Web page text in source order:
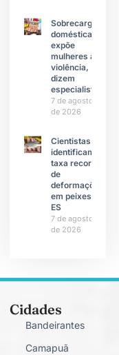
Sobrecarga
doméstica
expõe
mulheres à
violência,
dizem
especialistas
7 de agosto
de 2026
Cientistas
identificam
taxa recorde
de
deformações
em peixes do
ES
7 de agosto
de 2026
Cidades
Bandeirantes
Camapuã